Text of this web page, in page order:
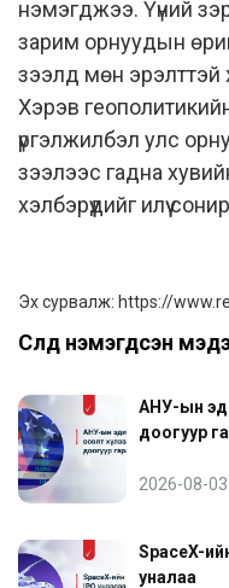
нэмэгджээ. Үүний
зарим орнуудын
зээлд мөн эрэлттэй
Хэрэв
үргэлжилбэл улс
зээлээс гадна
хэлбэрүүдийг илүү
Эх сурвалж: https://
Сүүлд нэмэгдсэн
АНУ-ын
доогуур
2026-08-03
SpaceX-
уналаа